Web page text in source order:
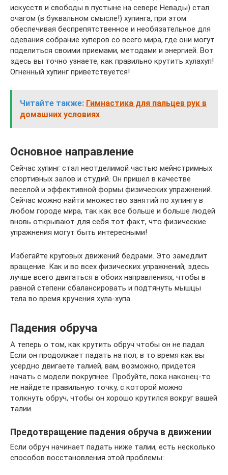
искусств и свободы в пустыне на севере Невады) стал
очагом (в буквальном смысле!) хупинга, при этом
обеспечивая беспрепятственное и необязательное для
одевания собрание хуперов со всего мира, где они могут
поделиться своими приемами, методами и энергией. Вот
здесь вы точно узнаете, как правильно крутить хулахуп!
Огненный хупинг приветствуется!
Читайте также: Гимнастика для пальцев рук в
домашних условиях
Основное направление
Сейчас хупинг стал неотделимой частью мейнстримных
спортивных залов и студий. Он пришел в качестве
веселой и эффективной формы физических упражнений.
Сейчас можно найти множество занятий по хупингу в
любом городе мира, так как все больше и больше людей
вновь открывают для себя тот факт, что физические
упражнения могут быть интересными!
Избегайте круговых движений бедрами. Это замедлит
вращение. Как и во всех физических упражнений, здесь
лучше всего двигаться в обоих направлениях, чтобы в
равной степени сбалансировать и подтянуть мышцы
тела во время кручения хула-хупа.
Падения обруча
А теперь о том, как крутить обруч чтобы он не падал.
Если он продолжает падать на пол, в то время как вы
усердно двигаете талией, вам, возможно, придется
начать с модели покрупнее. Пробуйте, пока наконец-то
не найдете правильную точку, с которой можно
толкнуть обруч, чтобы он хорошо крутился вокруг вашей
талии.
Предотвращение падения обруча в движении
Если обруч начинает падать ниже талии, есть несколько
способов восстановления этой проблемы: